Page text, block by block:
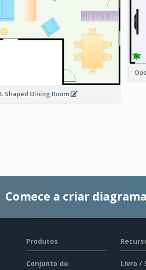
L Shaped Dining Room
Comece a criar
Produtos
Conjunto de
Livro /